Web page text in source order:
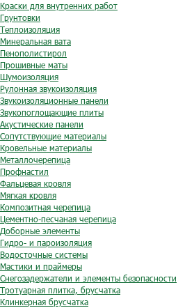
Краски для внутренних работ
Грунтовки
Теплоизоляция
Минеральная вата
Пенополистирол
Прошивные маты
Шумоизоляция
Рулонная звукоизоляция
Звукоизоляционные панели
Звукопоглощающие плиты
Акустические панели
Сопутствующие материалы
Кровельные материалы
Металлочерепица
Профнастил
Фальцевая кровля
Мягкая кровля
Композитная черепица
Цементно-песчаная черепица
Доборные элементы
Гидро- и пароизоляция
Водосточные системы
Мастики и праймеры
Снегозадержатели и элементы безопасности
Тротуарная плитка, брусчатка
Клинкерная брусчатка